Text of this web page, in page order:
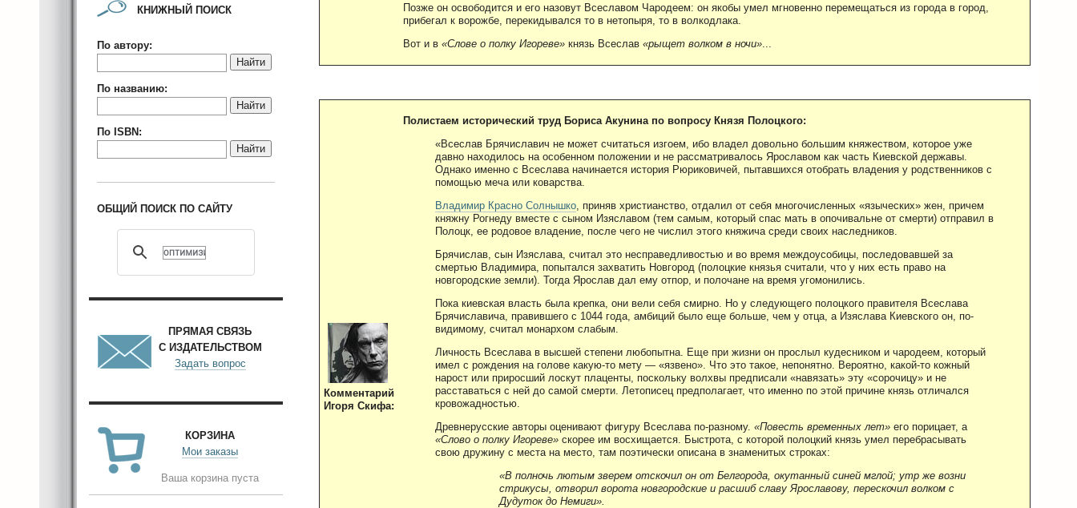
Позже он освободится и его назовут Всеславом Чародеем: он якобы умел мгновенно перемещаться из города в город,
прибегал к ворожбе, перекидывался то в нетопыря, то в волкодлака.
Вот и в «Слове о полку Игореве» князь Всеслав «рыщет волком в ночи»
Комментарий
Игоря Скифа:
Полистаем исторический труд Бориса Акунина по вопросу Князя Полоцкого:
«Всеслав Брячиславич не может считаться изгоем, ибо владел довольно большим княжеством, которое уже
давно находилось на особенном положении и не рассматривалось Ярославом как часть Киевской державы.
Однако именно с Всеслава начинается история Рюриковичей, пытавшихся отобрать владения у родственников с
помощью меча или коварства.
Владимир Красно Солнышко , приняв христианство, отдалил от себя многочисленных «языческих» жен, причем
княжну Рогнеду вместе с сыном Изяславом (тем самым, который спас мать в опочивальне от смерти) отправил в
Полоцк, ее родовое владение, после чего не числил этого княжича среди своих наследников.
Брячислав, сын Изяслава, считал это несправедливостью и во время междоусобицы, последовавшей за
смертью Владимира, попытался захватить Новгород (полоцкие князья считали, что у них есть право на
новгородские земли). Тогда Ярослав дал ему отпор, и полочане на время угомонились.
Пока киевская власть была крепка, они вели себя смирно. Но у следующего полоцкого правителя Всеслава
Брячиславича, правившего с 1044 года, амбиций было еще больше, чем у отца, а Изяслава Киевского он, по-
видимому, считал монархом слабым.
Личность Всеслава в высшей степени любопытна. Еще при жизни он прослыл кудесником и чародеем, который
имел с рождения на голове какую-то мету — «язвено». Что это такое, непонятно. Вероятно, какой-то кожный
нарост или приросший лоскут плаценты, поскольку волхвы предписали «навязать» эту «сорочицу» и не
расставаться с ней до самой смерти. Летописец предполагает, что именно по этой причине князь отличался
кровожадностью.
Древнерусские авторы оценивают фигуру Всеслава по-разному. «Повесть временных лет» его порицает, а
«Слово о полку Игореве» скорее им восхищается. Быстрота, с которой полоцкий князь умел перебрасывать
свою дружину с места на место, там поэтически описана в знаменитых строках:
«В полночь лютым зверем отскочил он от Белгорода, окутанный синей мглой; утр же возни
стрикусы, отворил ворота новгородские и расшиб славу Ярославову, перескочил волком с
Дудуток до Немиги».
КНИЖНЫЙ ПОИСК
По автору:
Найти
По названию:
Найти
По ISBN:
Найти
ОБЩИЙ ПОИСК ПО САЙТУ
ПРЯМАЯ СВЯЗЬ
С ИЗДАТЕЛЬСТВОМ
Задать вопрос
КОРЗИНА
Мои заказы
Ваша корзина пуста